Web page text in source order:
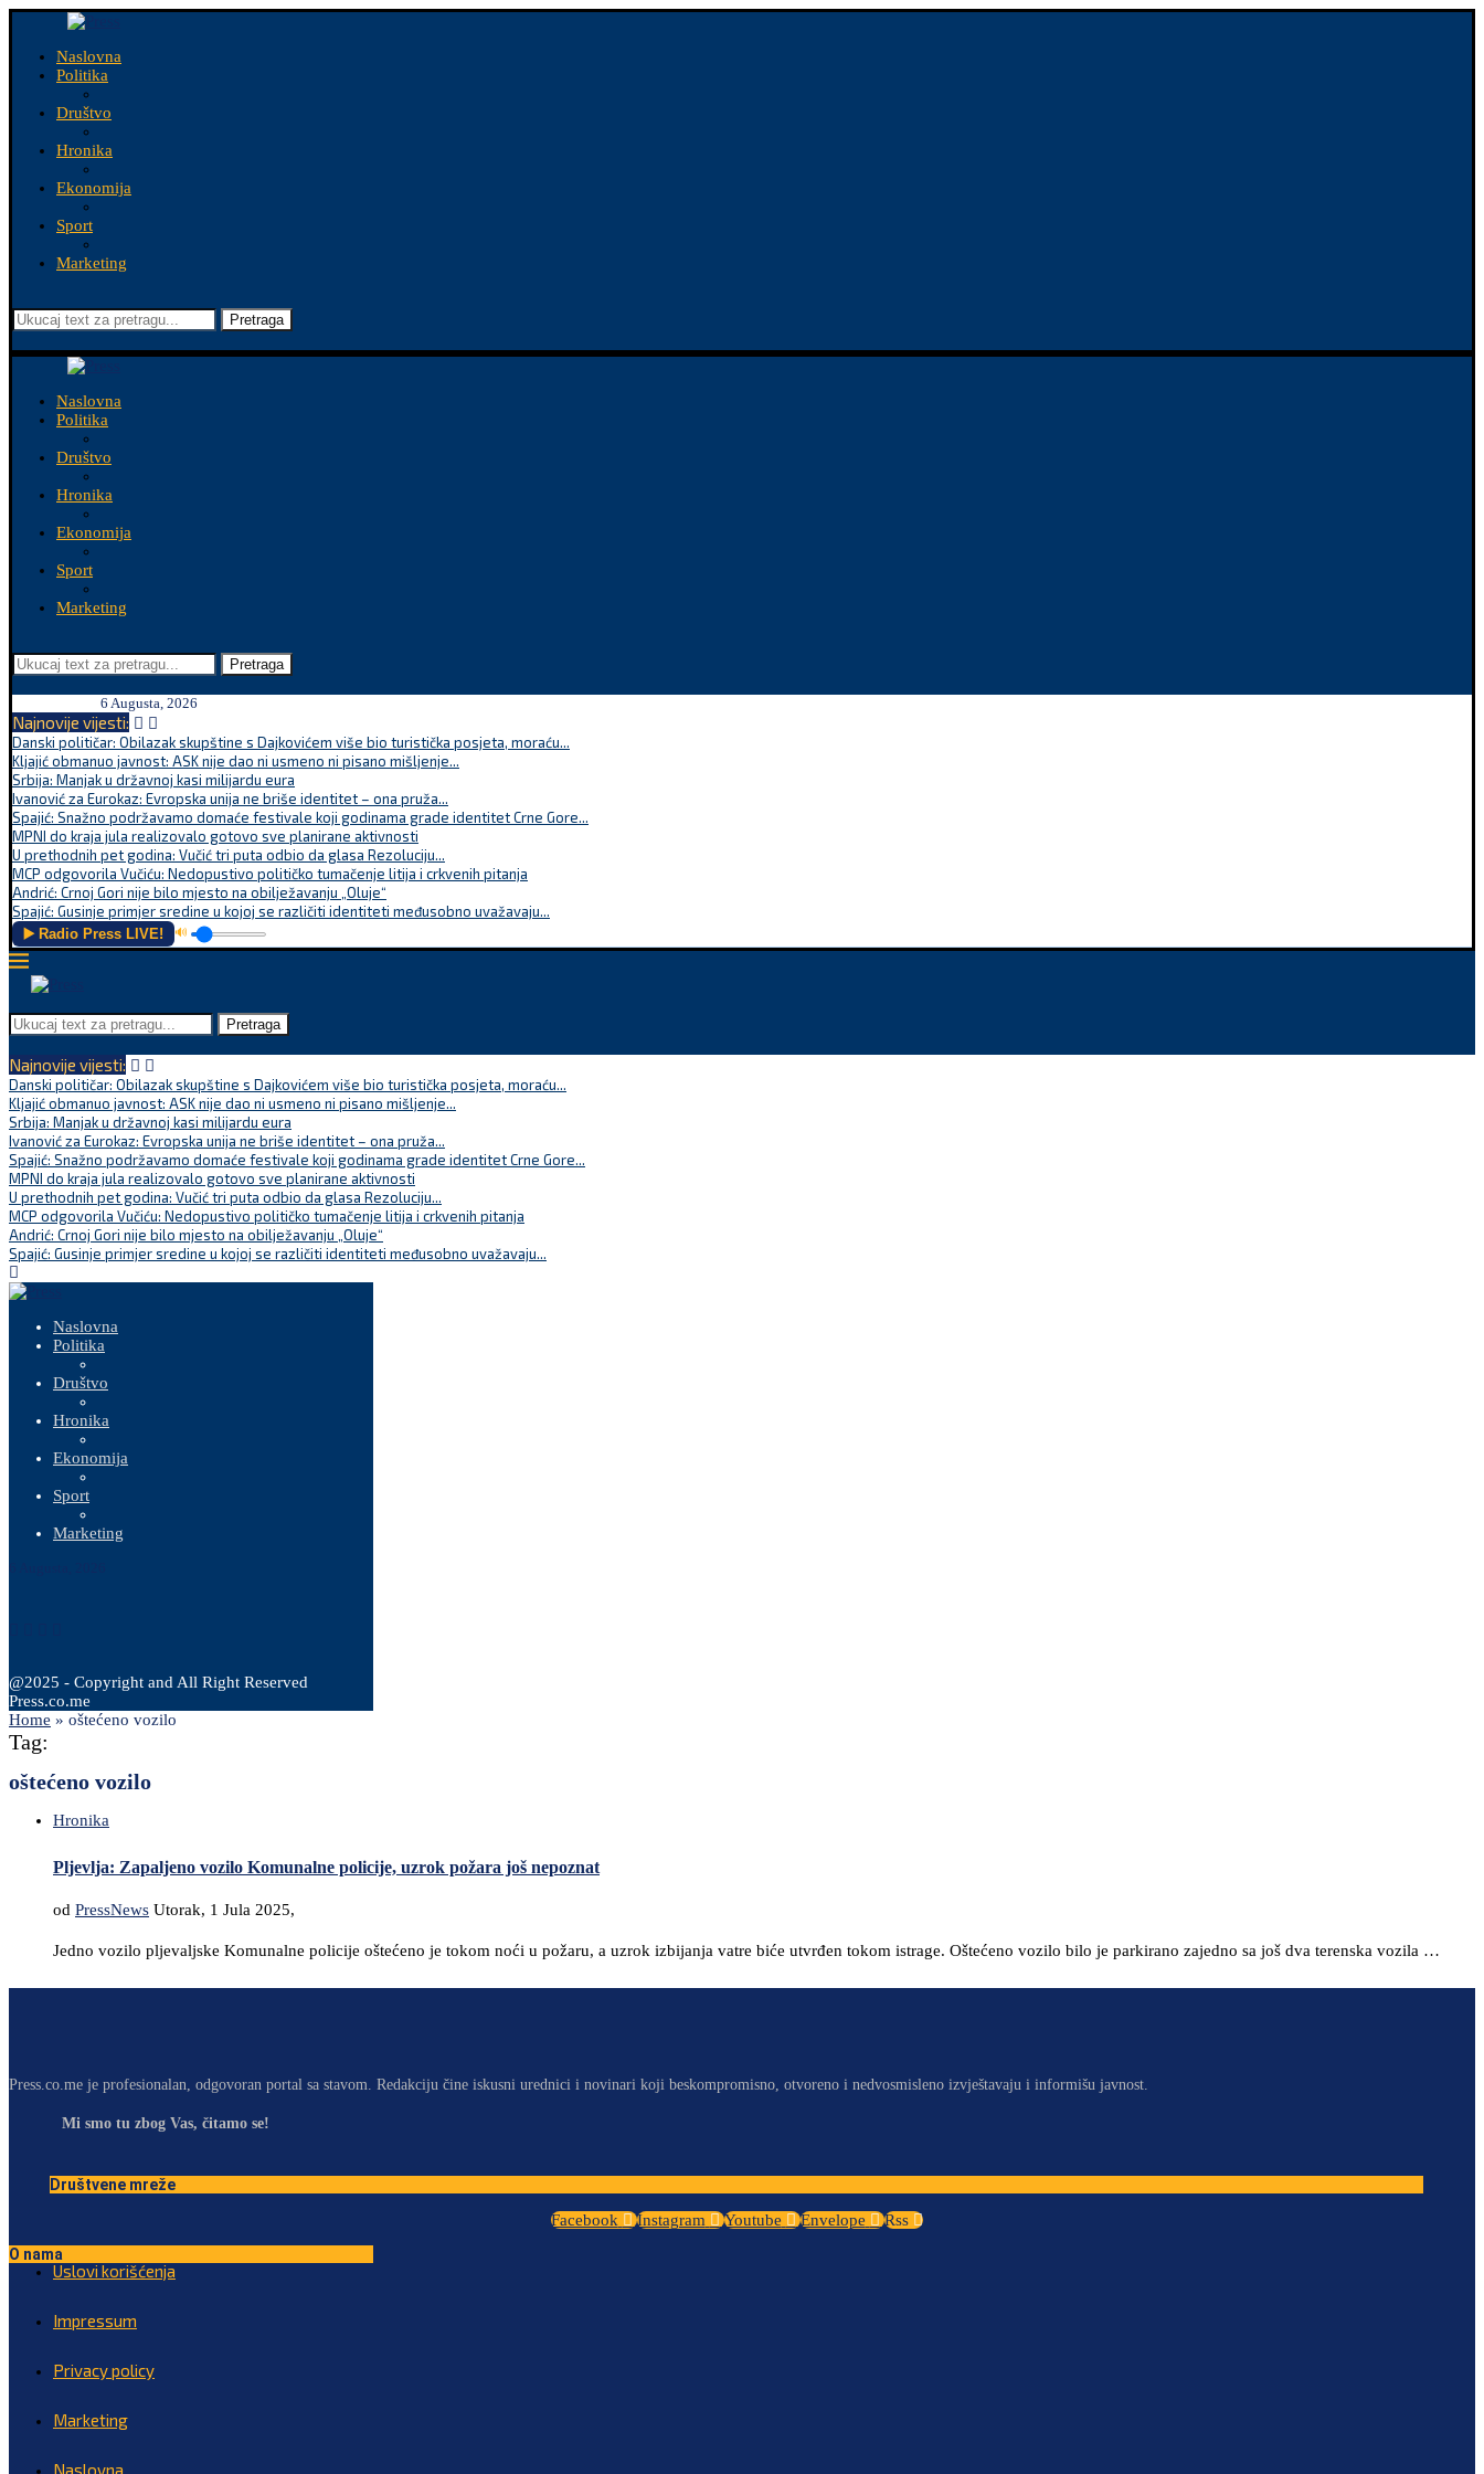
Naslovna
Politika
Društvo
Hronika
Ekonomija
Sport
Marketing
Pretraga
Naslovna
Politika
Društvo
Hronika
Ekonomija
Sport
Marketing
Pretraga
6 Augusta, 2026
Najnovije vijesti:
Danski političar: Obilazak skupštine s Dajkovićem više bio turistička posjeta, moraću...
Kljajić obmanuo javnost: ASK nije dao ni usmeno ni pisano mišljenje...
Srbija: Manjak u državnoj kasi milijardu eura
Ivanović za Eurokaz: Evropska unija ne briše identitet – ona pruža...
Spajić: Snažno podržavamo domaće festivale koji godinama grade identitet Crne Gore...
MPNI do kraja jula realizovalo gotovo sve planirane aktivnosti
U prethodnih pet godina: Vučić tri puta odbio da glasa Rezoluciju...
MCP odgovorila Vučiću: Nedopustivo političko tumačenje litija i crkvenih pitanja
Andrić: Crnoj Gori nije bilo mjesto na obilježavanju „Oluje“
Spajić: Gusinje primjer sredine u kojoj se različiti identiteti međusobno uvažavaju...
▶️ Radio Press LIVE! 🔊
Pretraga
Najnovije vijesti:
Danski političar: Obilazak skupštine s Dajkovićem više bio turistička posjeta, moraću...
Kljajić obmanuo javnost: ASK nije dao ni usmeno ni pisano mišljenje...
Srbija: Manjak u državnoj kasi milijardu eura
Ivanović za Eurokaz: Evropska unija ne briše identitet – ona pruža...
Spajić: Snažno podržavamo domaće festivale koji godinama grade identitet Crne Gore...
MPNI do kraja jula realizovalo gotovo sve planirane aktivnosti
U prethodnih pet godina: Vučić tri puta odbio da glasa Rezoluciju...
MCP odgovorila Vučiću: Nedopustivo političko tumačenje litija i crkvenih pitanja
Andrić: Crnoj Gori nije bilo mjesto na obilježavanju „Oluje“
Spajić: Gusinje primjer sredine u kojoj se različiti identiteti međusobno uvažavaju...
Naslovna
Politika
Društvo
Hronika
Ekonomija
Sport
Marketing
@2025 - Copyright and All Right Reserved
Press.co.me
Home » oštećeno vozilo
Tag:
oštećeno vozilo
Hronika
Pljevlja: Zapaljeno vozilo Komunalne policije, uzrok požara još nepoznat
od PressNews Utorak, 1 Jula 2025,
Jedno vozilo pljevaljske Komunalne policije oštećeno je tokom noći u požaru, a uzrok izbijanja vatre biće utvrđen tokom istrage. Oštećeno vozilo bilo je parkirano zajedno sa još dva terenska vozila …
Press.co.me je profesionalan, odgovoran portal sa stavom. Redakciju čine iskusni urednici i novinari koji beskompromisno, otvoreno i nedvosmisleno izvještavaju i informišu javnost.
Mi smo tu zbog Vas, čitamo se!
Društvene mreže
Facebook
Instagram Youtube Envelope
Rss
O nama
Uslovi korišćenja
Impressum
Privacy policy
Marketing
Naslovna